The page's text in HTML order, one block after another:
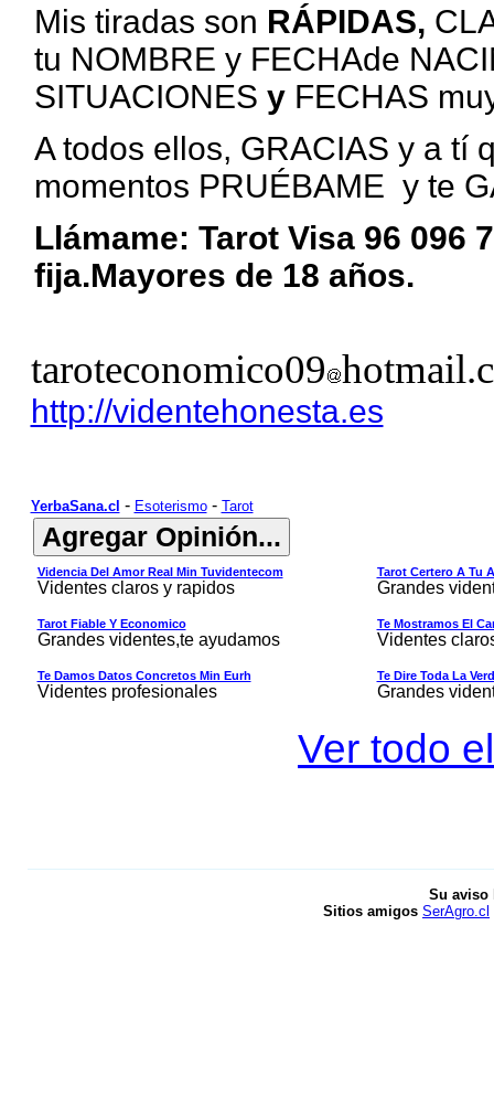
Mis tiradas son RÁPIDAS,
tu NOMBRE y FECHAde
SITUACIONES yFECHAS
A todos ellos, GRACIAS y a tí
momentos PRUÉBAME y te
Llámame: Tarot Visa 96 096
fija.Mayores de 18 años.
taroteconomico09
http://videntehonesta.es
YerbaSana.cl - Esoterismo- Tarot
Videncia Del Amor Real Min Tuvidentecom
Videntes claros y rapidos
Tarot Certero A Tu
Grandes
Tarot Fiable Y Economico
Grandes videntes,te ayudamos
Te Mostramos El
Videntes
Te Damos Datos Concretos Min Eurh
Videntes profesionales
Te Dire Toda La
Grandes
Ver todo
Su
Sitios amigos SerAgro.cl